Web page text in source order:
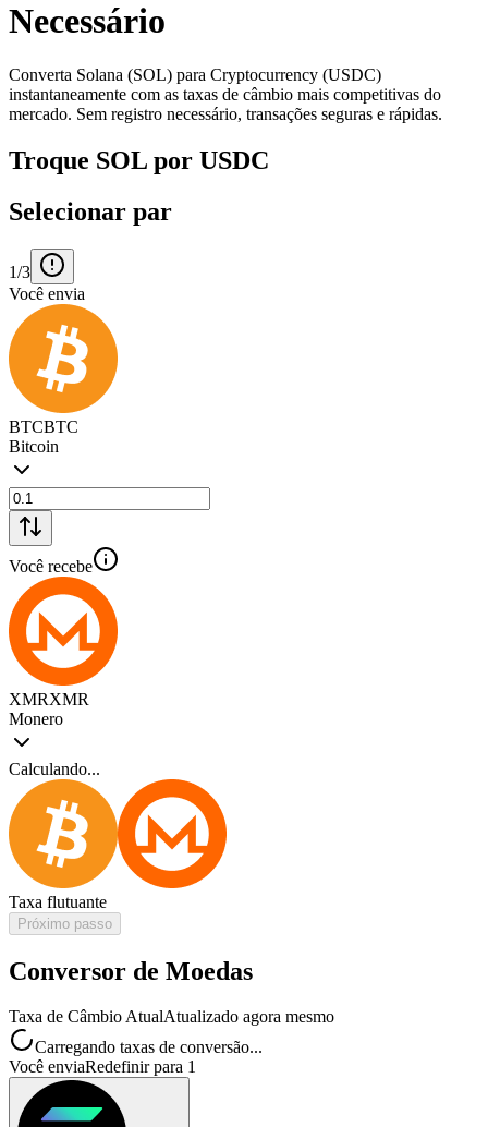
Necessário
Converta Solana (SOL) para Cryptocurrency (USDC)
instantaneamente com as taxas de câmbio mais competitivas do
mercado. Sem registro necessário, transações seguras e rápidas.
Troque SOL por USDC
Selecionar par
1/3
Você envia
BTCBTC
Bitcoin
Você recebe
XMRXMR
Monero
Calculando...
Taxa flutuante
Próximo passo
Conversor de Moedas
Taxa de Câmbio AtualAtualizado agora mesmo
Carregando taxas de conversão...
Você enviaRedefinir para 1